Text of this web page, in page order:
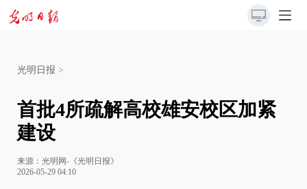
光明日报 >
首批4所疏解高校雄安校区加紧
建设
来源： 光明网-《光明日报》
2026-05-29 04:10